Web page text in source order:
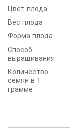
Цвет плода
Вес плода
Форма плода
Способ
выращивания
Количество
семян в 1
грамме